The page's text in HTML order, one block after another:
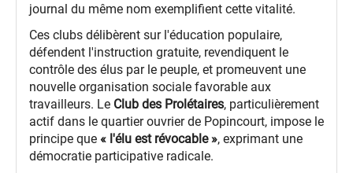
journal du même nom exemplifient cette vitalité.
Ces clubs délibèrent sur l'éducation populaire,
défendent l'instruction gratuite, revendiquent le
contrôle des élus par le peuple, et promeuvent une
nouvelle organisation sociale favorable aux
travailleurs. Le Club des Prolétaires, particulièrement
actif dans le quartier ouvrier de Popincourt, impose le
principe que « l'élu est révocable », exprimant une
démocratie participative radicale.